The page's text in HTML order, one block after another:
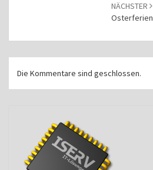
NÄCHSTER
Osterferien
Die Kommentare sind geschlossen.